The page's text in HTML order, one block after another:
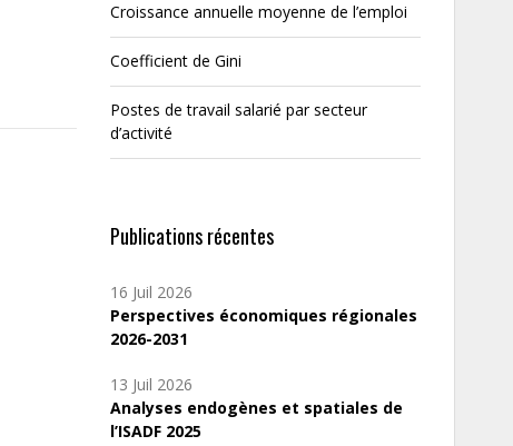
Croissance annuelle moyenne de l’emploi
Coefficient de Gini
Postes de travail salarié par secteur
d’activité
Publications récentes
16 Juil 2026
Perspectives économiques régionales
2026-2031
13 Juil 2026
Analyses endogènes et spatiales de
l’ISADF 2025